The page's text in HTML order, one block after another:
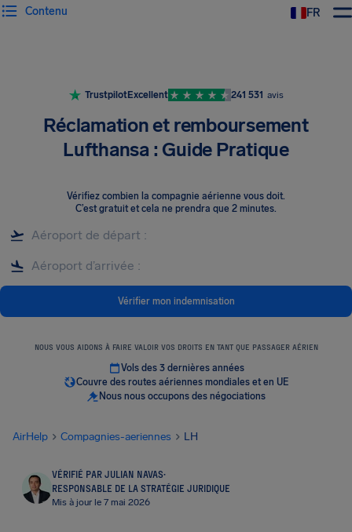
FR
Contenu
TrustpilotExcellent 241 531 avis
Réclamation et remboursement
Lufthansa : Guide Pratique
Vérifiez combien la compagnie aérienne vous doit.
C’est gratuit et cela ne prendra que 2 minutes.
Vérifier mon indemnisation
NOUS VOUS AIDONS À FAIRE VALOIR VOS DROITS EN TANT QUE PASSAGER AÉRIEN
Vols des 3 dernières années
Couvre des routes aériennes mondiales et en UE
Nous nous occupons des négociations
AirHelp Compagnies-aeriennes LH
VÉRIFIÉ PAR JULIAN NAVAS·
RESPONSABLE DE LA STRATÉGIE JURIDIQUE
Mis à jour le 7 mai 2026